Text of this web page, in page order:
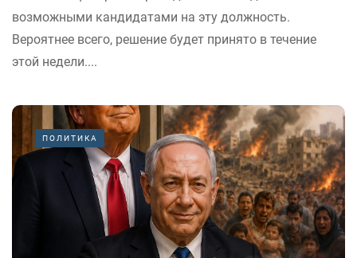
возможными кандидатами на эту должность.
Вероятнее всего, решение будет принято в течение
этой недели....
ПОЛИТИКА